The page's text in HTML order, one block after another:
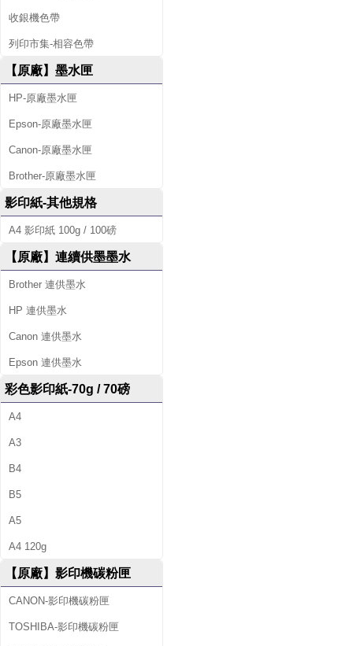
收銀機色帶
列印市集-相容色帶
【原廠】墨水匣
HP-原廠墨水匣
Epson-原廠墨水匣
Canon-原廠墨水匣
Brother-原廠墨水匣
影印紙-其他規格
A4 影印紙 100g / 100磅
【原廠】連續供墨墨水
Brother 連供墨水
HP 連供墨水
Canon 連供墨水
Epson 連供墨水
彩色影印紙-70g / 70磅
A4
A3
B4
B5
A5
A4 120g
【原廠】影印機碳粉匣
CANON-影印機碳粉匣
TOSHIBA-影印機碳粉匣